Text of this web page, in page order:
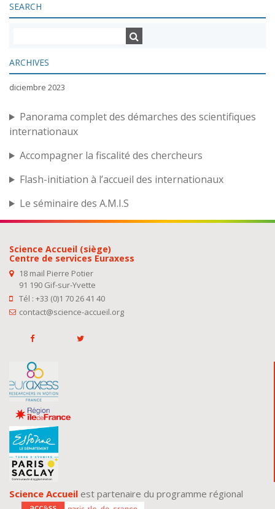
SEARCH
ARCHIVES
diciembre 2023
Panorama complet des démarches des scientifiques
internationaux
Accompagner la fiscalité des chercheurs
Flash-initiation à l’accueil des internationaux
Le séminaire des A.M.I.S
Science Accueil (siège)
Centre de services Euraxess
18 mail Pierre Potier
91 190 Gif-sur-Yvette
Tél : +33 (0)1 70 26 41 40
contact@science-accueil.org
Science Accueil est partenaire du programme régional